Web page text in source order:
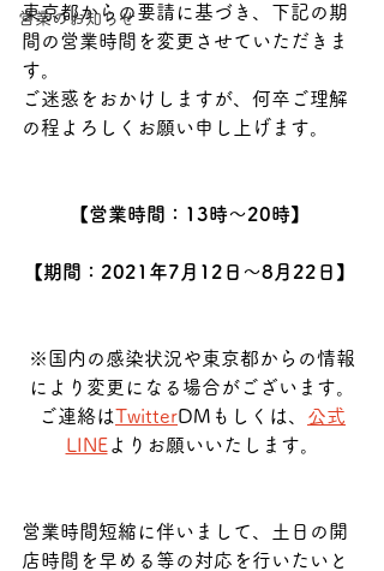
営業のお知らせ
東京都からの要請に基づき、下記の期
間の営業時間を変更させていただきま
す。
ご迷惑をおかけしますが、何卒ご理解
の程よろしくお願い申し上げます。
【営業時間：13時〜20時】
【期間：2021年7月12日〜8月22日】
※国内の感染状況や東京都からの情報
により変更になる場合がございます。
ご連絡はTwitterDMもしくは、 公式
LINEよりお願いいたします。
営業時間短縮に伴いまして、土日の開
店時間を早める等の対応を行いたいと